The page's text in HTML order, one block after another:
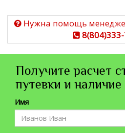
Нужна помощь
Получите расчет
путевки и наличие
Имя